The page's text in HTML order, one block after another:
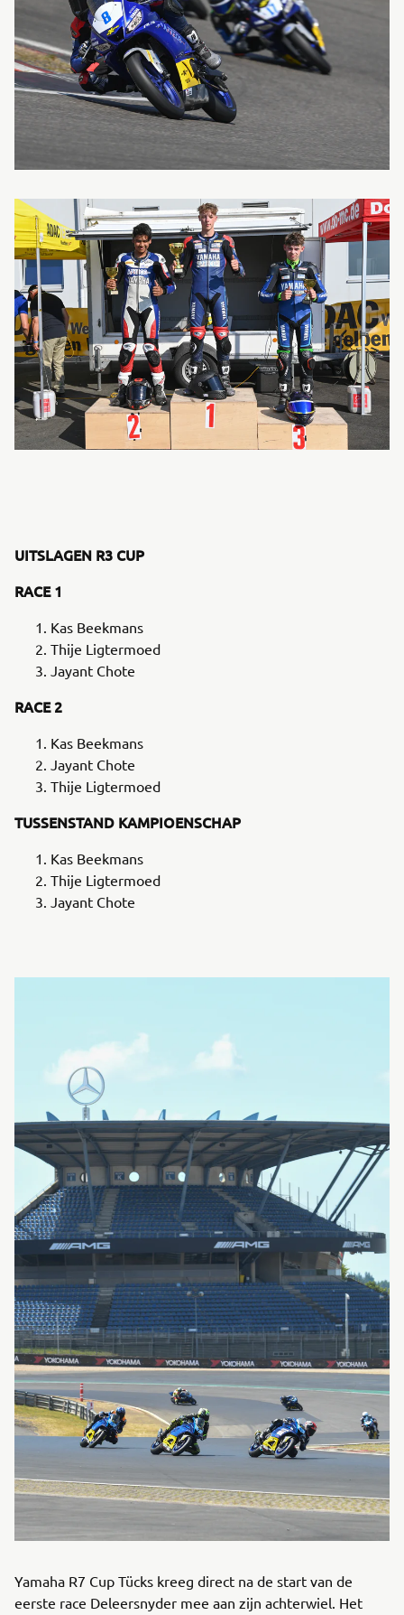
UITSLAGEN R3 CUP
RACE 1
Kas Beekmans
Thije Ligtermoed
Jayant Chote
RACE 2
Kas Beekmans
Jayant Chote
Thije Ligtermoed
TUSSENSTAND KAMPIOENSCHAP
Kas Beekmans
Thije Ligtermoed
Jayant Chote
Yamaha R7 Cup Tücks kreeg direct na de start van de
eerste race Deleersnyder mee aan zijn achterwiel. Het